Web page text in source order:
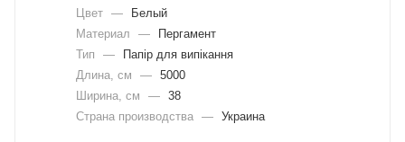
Цвет —
Белый
Материал
—
Пергамент
Тип
—
Папір для випікання
Длина, cм
— 5000
Ширина, cм
— 38
Страна производства — Украина